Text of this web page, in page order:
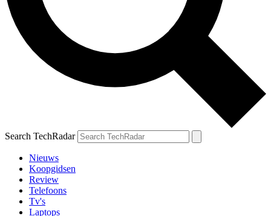
Search TechRadar
Nieuws
Koopgidsen
Review
Telefoons
Tv's
Laptops